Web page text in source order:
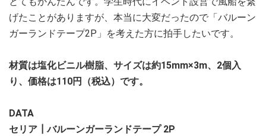
げたことがありますが、本当に大変だったので「バルーン
ガーランドテープ2P」を考えた方に拍手したいです。
材質は塩化ビニル樹脂、サイズは約15mm×3m、2個入
り、価格は110円（税込）です。
DATA
セリア┃バルーンガーランドテープ 2P